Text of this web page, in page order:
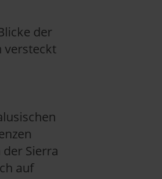
der
versteckt
Sierra
auf